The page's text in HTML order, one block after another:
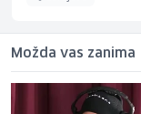
Možda vas zanima